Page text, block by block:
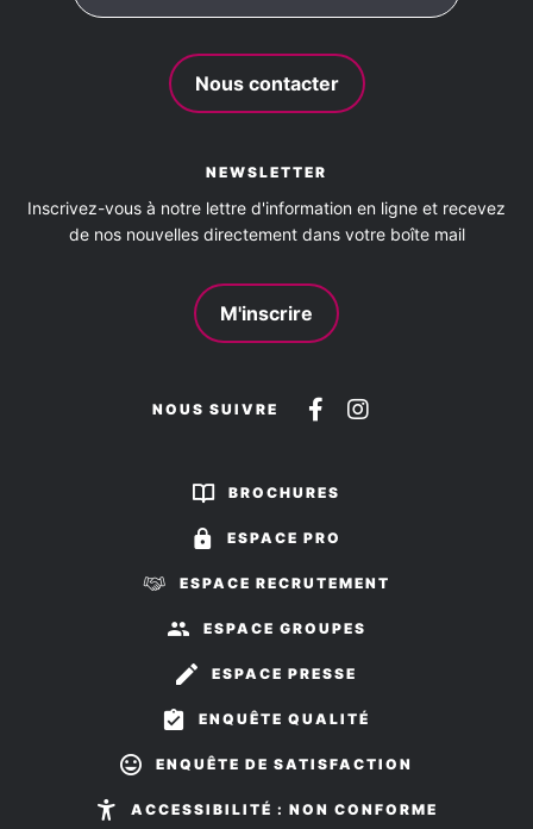
Nous contacter
NEWSLETTER
Inscrivez-vous à notre lettre d'information en ligne et recevez
de nos nouvelles directement dans votre boîte mail
M'inscrire
NOUS SUIVRE
Suivez-
sur
Suivez-
BROCHURES
ESPACE PRO
ESPACE RECRUTEMENT
ESPACE GROUPES
ESPACE PRESSE
ENQUÊTE QUALITÉ
ENQUÊTE DE SATISFACTION
ACCESSIBILITÉ : NON CONFORME